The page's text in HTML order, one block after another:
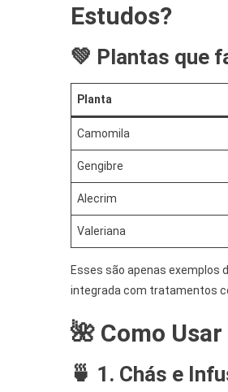
Estudos?
💚 Plantas que
Planta
Camomila
Gengibre
Alecrim
Valeriana
Esses são apenas exemplos
integrada com tratamentos
🌺 Como
🍵 1. Chás e